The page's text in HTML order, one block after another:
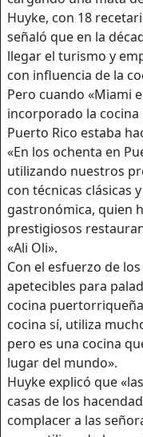
Huyke, con 18
señaló que en la
llegar el turismo y
con influencia de la
Pero cuando «Miami
incorporado la
Puerto Rico estaba
«En los ochenta en
utilizando nuestros
con técnicas clásicas
gastronómica, quien
prestigiosos
«Ali Oli».
Con el esfuerzo de
apetecibles para
cocina
cocina sí, utiliza
pero es una cocina
lugar del mundo».
Huyke explicó que
casas de los
complacer a las